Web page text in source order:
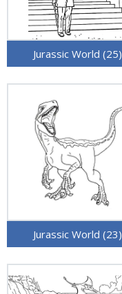
Jurassic World (25)
Jurassic World (23)